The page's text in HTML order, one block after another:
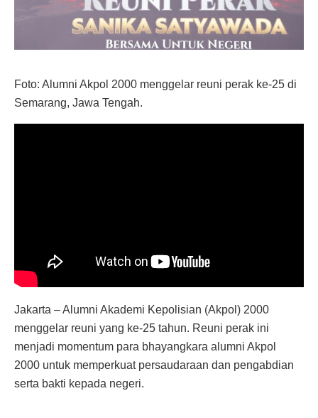
Foto: Alumni Akpol 2000 menggelar reuni perak ke-25 di
Semarang, Jawa Tengah.
Jakarta – Alumni Akademi Kepolisian (Akpol) 2000
menggelar reuni yang ke-25 tahun. Reuni perak ini
menjadi momentum para bhayangkara alumni Akpol
2000 untuk memperkuat persaudaraan dan pengabdian
serta bakti kepada negeri.